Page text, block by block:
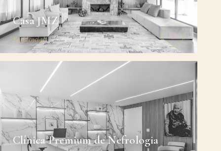
Casa JMZ
Residencial →
Clínica Premium de Nefrologia